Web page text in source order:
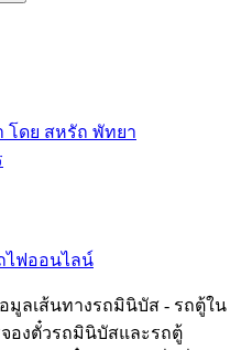
โดย สหรัถ พัทยา
มูลเส้นทางรถมินิบัส - รถตู้ใน
องตั๋วรถมินิบัสและรถตู้